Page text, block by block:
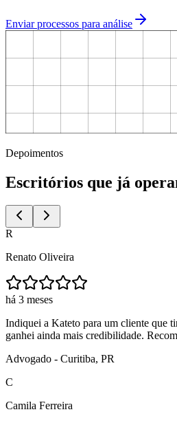
Enviar processos para análise
Depoimentos
Escritórios que já
R
Renato Oliveira
há 3 meses
Indiquei a Kateto para um cliente que
ganhei ainda mais credibilidade.
Advogado - Curitiba, PR
C
Camila Ferreira